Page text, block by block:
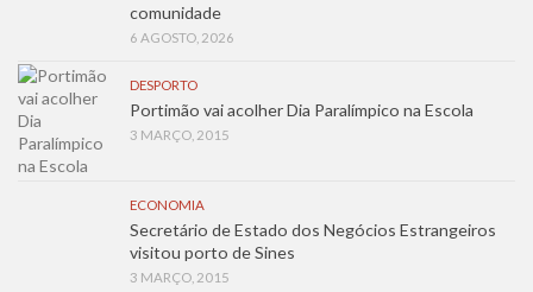
comunidade
6 AGOSTO, 2026
DESPORTO
Portimão vai acolher Dia Paralímpico na Escola
3 MARÇO, 2015
ECONOMIA
Secretário de Estado dos Negócios Estrangeiros
visitou porto de Sines
3 MARÇO, 2015